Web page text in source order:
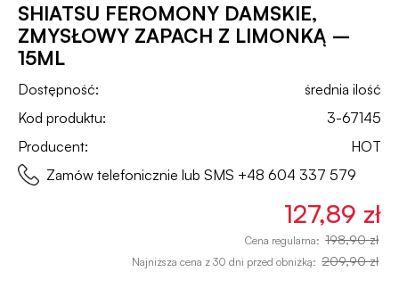
SHIATSU FEROMONY DAMSKIE,
ZMYSŁOWY ZAPACH Z LIMONKĄ –
15ML
Dostępność:
średnia ilość
Kod produktu:
3-67145
Producent:
HOT
Zamów telefonicznie lub SMS +48 604 337 579
127,89 zł
Cena regularna: 198,90 zł
Najniższa cena z 30 dni przed obniżką: 209,90 zł